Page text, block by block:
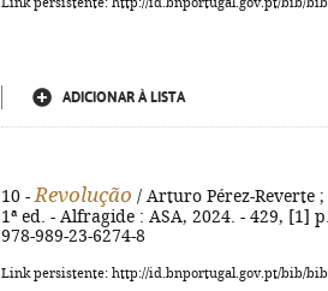
ADICIONAR À LISTA
10 - Revolução / Arturo Pérez-Reverte
1ª ed. - Alfragide : ASA, 2024. - 429, [1]
978-989-23-6274-8
Link persistente: http://id.bnportugal.gov.pt/bib/